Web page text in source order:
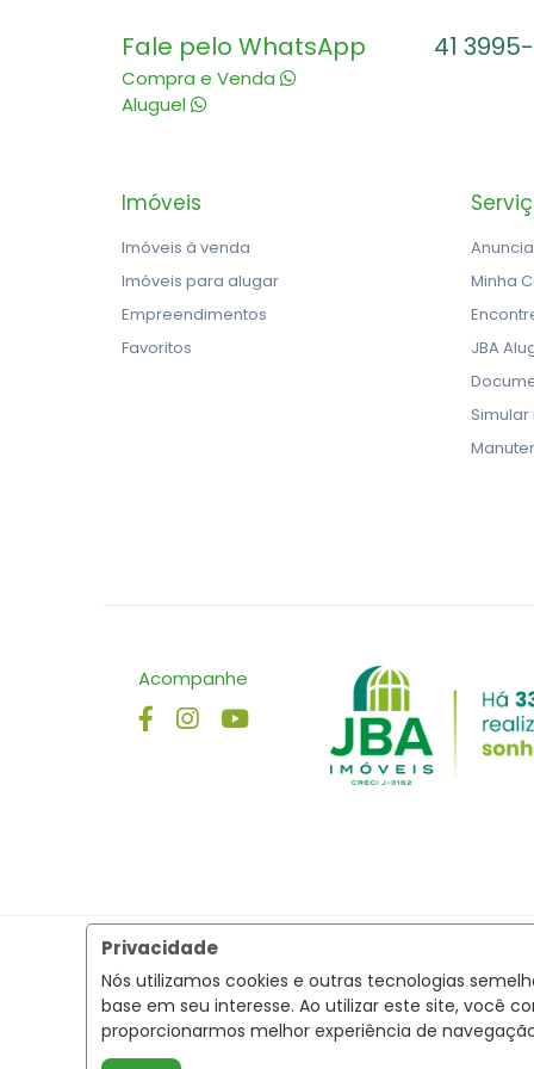
Privacidade
Nós utilizamos cookies e outras tecnologias
base em seu interesse. Ao utilizar este site, você
proporcionarmos melhor experiência de
Fale pelo WhatsApp
Compra e Venda
Aluguel
41
Imóveis
Imóveis à venda
Imóveis para alugar
Empreendimentos
Favoritos
Minha
JBA
Acompanhe